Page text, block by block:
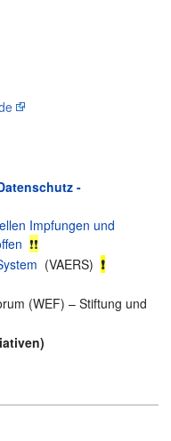
-
Impfungen und
❗❗
(VAERS) ❗
(WEF) – Stiftung und